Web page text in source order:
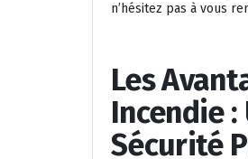
n’hésitez pas à vous
Les
Incendie
Sécurité